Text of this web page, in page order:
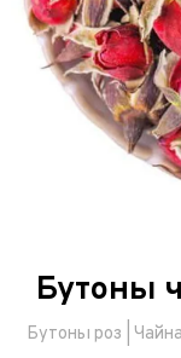
Бутоны
Бутоны роз |